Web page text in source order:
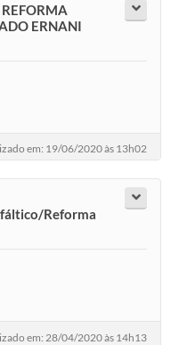
ERNANI
em: 19/06/2020 às 13h02
Reforma
em: 28/04/2020 às 14h13